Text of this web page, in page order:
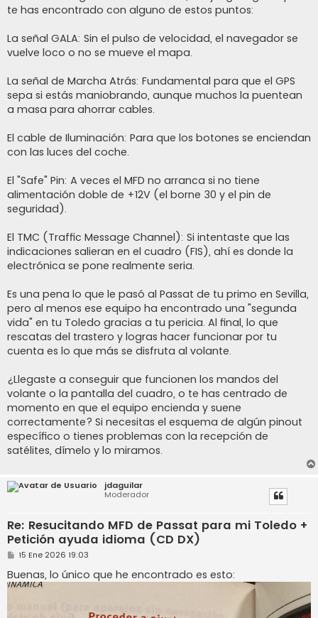
te has encontrado con alguno de estos puntos:
La señal GALA: Sin el pulso de velocidad, el navegador se
vuelve loco o no se mueve el mapa.
La señal de Marcha Atrás: Fundamental para que el GPS
sepa si estás maniobrando, aunque muchos la puentean
a masa para ahorrar cables.
El cable de Iluminación: Para que los botones se enciendan
con las luces del coche.
El "Safe" Pin: A veces el MFD no arranca si no tiene
alimentación doble de +12V (el borne 30 y el pin de
seguridad).
El TMC (Traffic Message Channel): Si intentaste que las
indicaciones salieran en el cuadro (FIS), ahí es donde la
electrónica se pone realmente seria.
Es una pena lo que le pasó al Passat de tu primo en Sevilla,
pero al menos ese equipo ha encontrado una "segunda
vida" en tu Toledo gracias a tu pericia. Al final, lo que
rescatas del trastero y logras hacer funcionar por tu
cuenta es lo que más se disfruta al volante.
¿Llegaste a conseguir que funcionen los mandos del
volante o la pantalla del cuadro, o te has centrado de
momento en que el equipo encienda y suene
correctamente? Si necesitas el esquema de algún pinout
específico o tienes problemas con la recepción de
satélites, dímelo y lo miramos.
jdaguilar
Moderador
Re: Resucitando MFD de Passat para mi Toledo +
Petición ayuda idioma (CD DX)
M
n
s
a
15 Ene 2026 19:03
Buenas, lo único que he encontrado es esto: